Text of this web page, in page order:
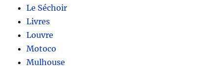
Le Séchoir
Livres
Louvre
Motoco
Mulhouse